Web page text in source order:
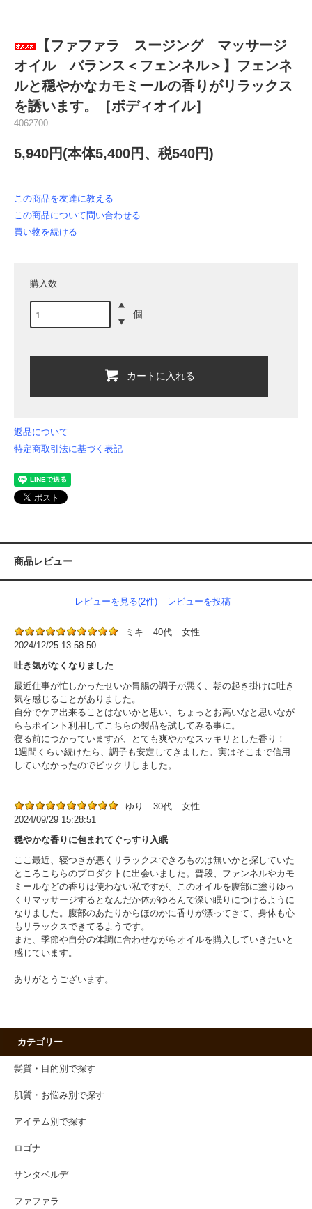
【ファファラ スージング マッサージ
オイル バランス＜フェンネル＞】フェンネ
ルと穏やかなカモミールの香りがリラックス
を誘います。［ボディオイル］
4062700
5,940円(本体5,400円、税540円)
この商品を友達に教える
この商品について問い合わせる
買い物を続ける
購入数
個
カートに入れる
返品について
特定商取引法に基づく表記
商品レビュー
レビューを見る(2件) レビューを投稿
ミキ 40代
女性
2024/12/25 13:58:50
吐き気がなくなりました
最近仕事が忙しかったせいか胃腸の調子が悪く、朝の起き掛けに吐き
気を感じることがありました。
自分でケア出来ることはないかと思い、ちょっとお高いなと思いなが
らもポイント利用してこちらの製品を試してみる事に。
寝る前につかっていますが、とても爽やかなスッキリとした香り！
1週間くらい続けたら、調子も安定してきました。実はそこまで信用
していなかったのでビックリしました。
ゆり 30代
女性
2024/09/29 15:28:51
穏やかな香りに包まれてぐっすり入眠
ここ最近、寝つきが悪くリラックスできるものは無いかと探していた
ところこちらのプロダクトに出会いました。普段、ファンネルやカモ
ミールなどの香りは使わない私ですが、このオイルを腹部に塗りゆっ
くりマッサージするとなんだか体がゆるんで深い眠りにつけるように
なりました。腹部のあたりからほのかに香りが漂ってきて、身体も心
もリラックスできてるようです。
また、季節や自分の体調に合わせながらオイルを購入していきたいと
感じています。
ありがとうございます。
カテゴリー
髪質・目的別で探す
肌質・お悩み別で探す
アイテム別で探す
ロゴナ
サンタベルデ
ファファラ